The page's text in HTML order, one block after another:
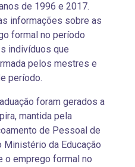
de 1996 e 2017.
informações sobre as
formal no período
indivíduos que
pelos mestres e
período.
foram gerados a
mantida pela
de Pessoal de
Ministério da Educação
o emprego formal no